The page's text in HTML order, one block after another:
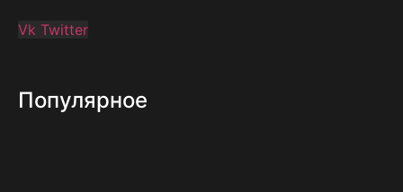
Vk Twitter
Популярное